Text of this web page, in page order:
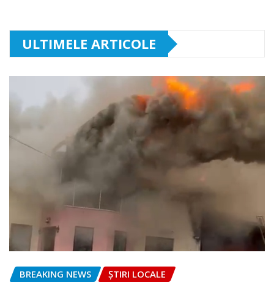
ULTIMELE ARTICOLE
BREAKING NEWS ȘTIRI LOCALE